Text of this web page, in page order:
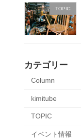
TOPIC
カテゴリー
Column
kimitube
TOPIC
イベント情報